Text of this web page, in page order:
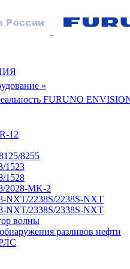
»
FURUNO
12
8255
1523
1528
2028-MK-2
NXT/2238S/2238S-NXT
NXT/2338S/2338S-NXT
волны
разливов нефти